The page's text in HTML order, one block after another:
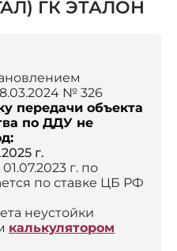
ГК ЭТАЛОН
№ 326
передачи объекта
по ДДУ не
г.
г. по
по ставке ЦБ РФ
неустойки
калькулятором